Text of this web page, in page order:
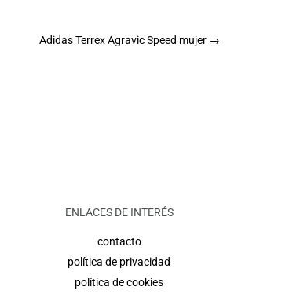
Adidas Terrex Agravic Speed mujer →
ENLACES DE INTERÉS
contacto
política de privacidad
política de cookies